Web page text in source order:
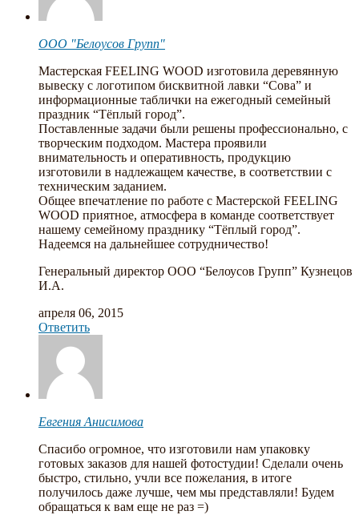
ООО "Белоусов Групп"
Мастерская FEELING WOOD изготовила деревянную
вывеску с логотипом бисквитной лавки “Сова” и
информационные таблички на ежегодный семейный
праздник “Тёплый город”.
Поставленные задачи были решены профессионально, с
творческим подходом. Мастера проявили
внимательность и оперативность, продукцию
изготовили в надлежащем качестве, в соответствии с
техническим заданием.
Общее впечатление по работе с Мастерской FEELING
WOOD приятное, атмосфера в команде соответствует
нашему семейному празднику “Тёплый город”.
Надеемся на дальнейшее сотрудничество!
Генеральный директор ООО “Белоусов Групп” Кузнецов
И.А.
апреля 06, 2015
Ответить
Евгения Анисимова
Спасибо огромное, что изготовили нам упаковку
готовых заказов для нашей фотостудии! Сделали очень
быстро, стильно, учли все пожелания, в итоге
получилось даже лучше, чем мы представляли! Будем
обращаться к вам еще не раз =)